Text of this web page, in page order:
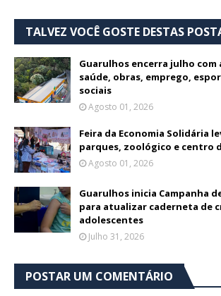
TALVEZ VOCÊ GOSTE DESTAS
Guarulhos encerra julho com
saúde, obras, emprego,
sociais
Agosto 01, 2026
Feira da Economia Solidária
parques, zoológico e centro
Agosto 01, 2026
Guarulhos inicia Campanha
para atualizar caderneta de
adolescentes
Julho 31, 2026
POSTAR UM COMENTÁRIO